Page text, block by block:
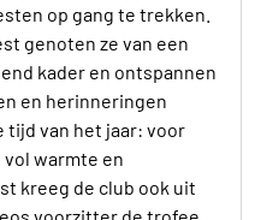
op gang te trekken.
genoten ze van een
kader en ontspannen
en herinneringen
tijd van het jaar: voor
warmte en
kreeg de club ook uit